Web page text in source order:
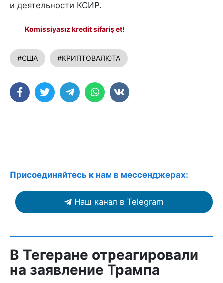
и деятельности КСИР.
Komissiyasız kredit sifariş et!
#США #КРИПТОВАЛЮТА
Присоединяйтесь к нам в мессенджерах:
Наш канал в Telegram
В Тегеране отреагировали
на заявление Трампа